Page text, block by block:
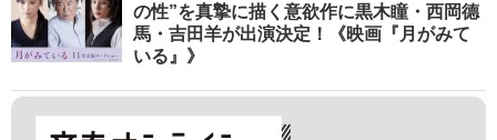
の性”を真摯に描く意欲作に黒木瞳・西岡德
馬・吉田羊が出演決定！《映画『月がみて
いる』》